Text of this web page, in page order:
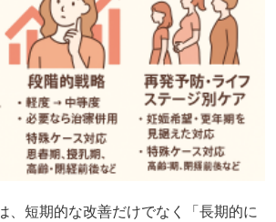
、短期的な改善だけでなく「長期的に